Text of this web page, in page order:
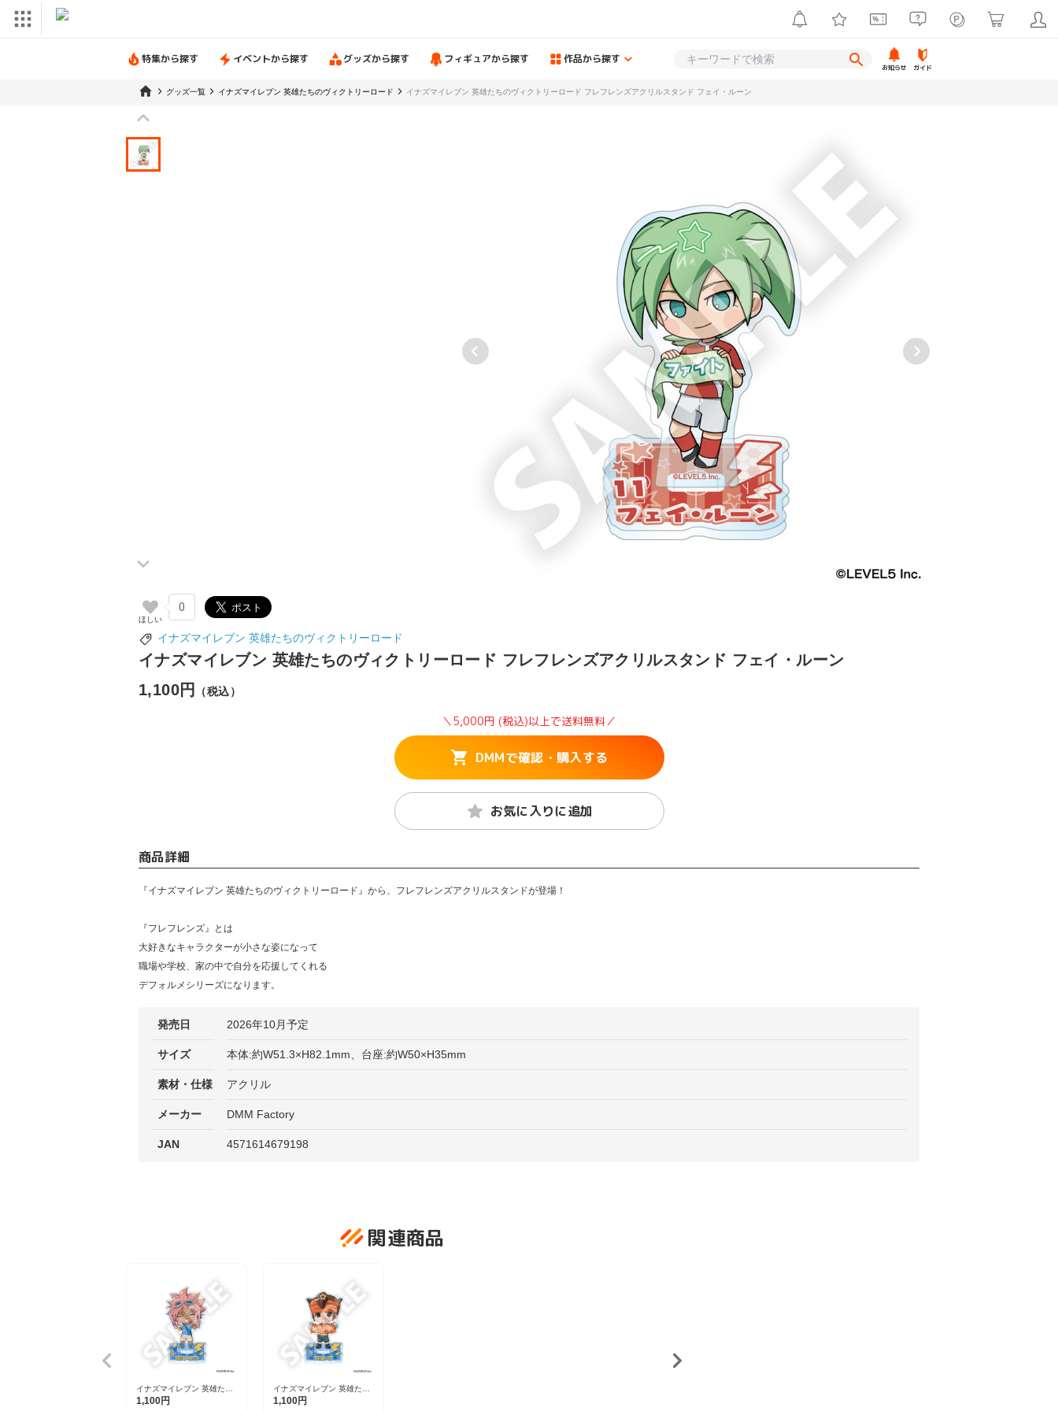
特集から探す イベントから探す グッズから探す フィギュアから探す 作品から探す
お知らせ ガイド
グッズ一覧 イナズマイレブン 英雄たちのヴィクトリーロード イナズマイレブン 英雄たちのヴィクトリーロード フレフレンズアクリルスタンド フェイ・ルーン
0
イナズマイレブン 英雄たちのヴィクトリーロード
イナズマイレブン 英雄たちのヴィクトリーロード フレフレンズアクリルスタンド フェイ・ルーン
1,100円
（税込）
＼5,000円 (税込)以上で送料無料／
DMMで確認・購入する
お気に入りに追加
商品詳細
『イナズマイレブン 英雄たちのヴィクトリーロード』から、フレフレンズアクリルスタンドが登場！
『フレフレンズ』とは
大好きなキャラクターが小さな姿になって
職場や学校、家の中で自分を応援してくれる
デフォルメシリーズになります。
発売日 2026年10月予定
サイズ 本体:約W51.3×H82.1mm、台座:約W50×H35mm
素材・仕様 アクリル
メーカー DMM Factory
JAN 4571614679198
関連商品
イナズマイレブン 英雄たち
のヴィクトリーロード フレ
1,100円
イナズマイレブン 英雄たち
のヴィクトリーロード フレ
1,100円